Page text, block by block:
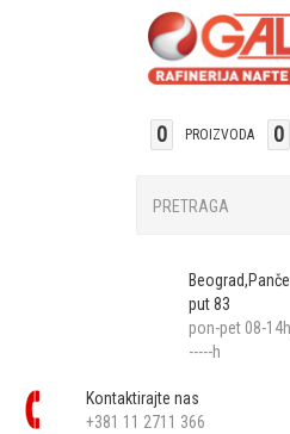
0 PROIZVODA 0
put 83
pon-pet 08-
-----h
Kontaktirajte nas
+381 11 2711 366